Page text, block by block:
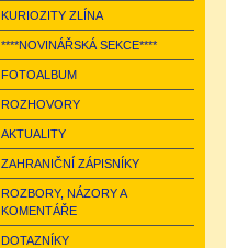
KURIOZITY ZLÍNA
****NOVINÁŘSKÁ SEKCE****
FOTOALBUM
ROZHOVORY
AKTUALITY
ZAHRANIČNÍ ZÁPISNÍKY
ROZBORY, NÁZORY A
KOMENTÁŘE
DOTAZNÍKY